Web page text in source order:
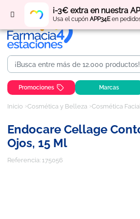
¡-3€ extra en nuestra
Usa el cupón APP34Een
Regístratey obtén puntos
Promociones Marcas
Inicio Cosmética y Belleza Cosmética
Endocare Cellage
Ojos, 15 Ml
Referencia: 175056